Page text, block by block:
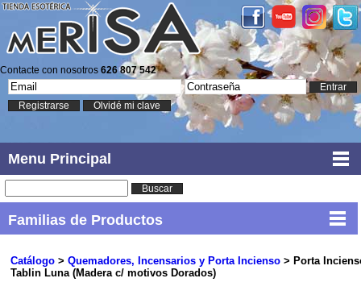
Contacte con nosotros 626 807 542
Entrar
Registrarse
Olvidé mi clave
Menu Principal
Buscar
Familias de Productos
Catálogo> Quemadores, Incensarios y Porta Incienso> Porta
Tablin Luna (Madera c/ motivos Dorados)